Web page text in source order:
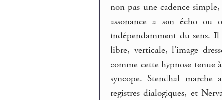
non pas une cadence
assonance a son écho ou
indépendamment du sens.
libre, verticale, l’image
comme cette hypnose tenue
syncope. Stendhal marche
registres dialogiques, et